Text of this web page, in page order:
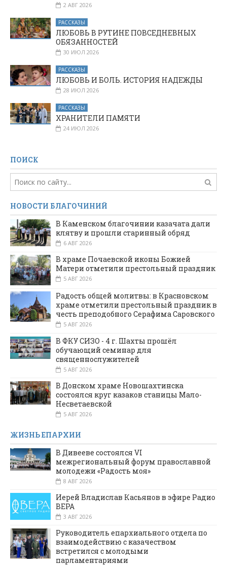
2 АВГ 2026
РАССКАЗЫ
ЛЮБОВЬ В РУТИНЕ ПОВСЕДНЕВНЫХ
ОБЯЗАННОСТЕЙ
30 ИЮЛ 2026
РАССКАЗЫ
ЛЮБОВЬ И БОЛЬ. ИСТОРИЯ НАДЕЖДЫ
28 ИЮЛ 2026
РАССКАЗЫ
ХРАНИТЕЛИ ПАМЯТИ
24 ИЮЛ 2026
ПОИСК
НОВОСТИ БЛАГОЧИНИЙ
В Каменском благочинии казачата дали
клятву и прошли старинный обряд
6 АВГ 2026
В храме Почаевской иконы Божией
Матери отметили престольный праздник
5 АВГ 2026
Радость общей молитвы: в Красновском
храме отметили престольный праздник в
честь преподобного Серафима Саровского
5 АВГ 2026
В ФКУ СИЗО - 4 г. Шахты прошёл
обучающий семинар для
священнослужителей
5 АВГ 2026
В Донском храме Новошахтинска
состоялся круг казаков станицы Мало-
Несветаевской
5 АВГ 2026
ЖИЗНЬ ЕПАРХИИ
В Дивееве состоялся VI
межрегиональный форум православной
молодежи «Радость моя»
8 АВГ 2026
Иерей Владислав Касьянов в эфире Радио
ВЕРА
3 АВГ 2026
Руководитель епархиального отдела по
взаимодействию с казачеством
встретился с молодыми
парламентариями